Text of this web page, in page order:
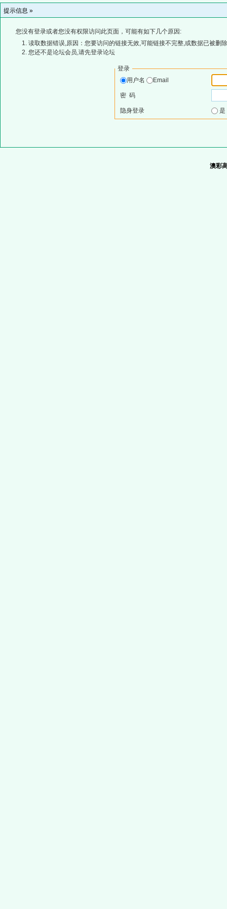
提示信息 »
您没有登录或者您没有权限访问此页面，可能有如下几个原因:
读取数据错误,原因：您要访问的链接无效,可能链接不完整,或数据已被删
您还不是论坛会员,请先登录论坛
登录
用户名
Email
密 码
隐身登录
澳彩